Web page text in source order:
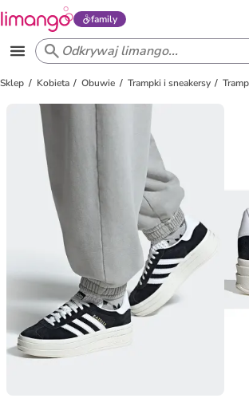
family
Sklep Kobieta Obuwie Trampki i sneakersy